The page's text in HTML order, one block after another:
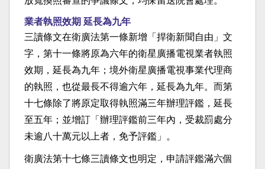
業者執照效期 延長為九年
三讀條文在衛廣法第一條新增「捍衛新聞自由」文
字，第十一條將原為六年的衛星廣播電視業者執照
效期，延長為九年；境外衛星廣播電視事業代理商
的執照，也從最長不得逾六年，延長為九年。而第
十七條除了將原定取得執照滿三年辦理評鑑，延長
至五年；並增訂「辦理評鑑前三年內，受裁罰處分
未逾八十萬元以上者，免予評鑑」。
衛廣法第十七條三讀條文也明定，申請評鑑滿六個